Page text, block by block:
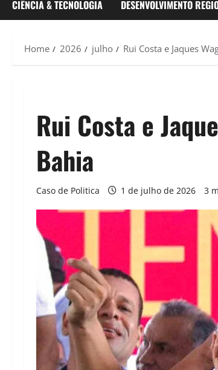
CIÊNCIA & TECNOLOGIA DESENVOLVIMENTO
Home 2026 julho Rui Costa e Jaques
Rui Costa e
Bahia
Caso de Politica 1 de julho de 2026 3